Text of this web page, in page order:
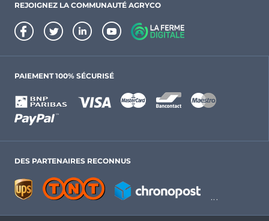
REJOIGNEZ LA COMMUNAUTÉ AGRYCO
PAIEMENT 100% SÉCURISÉ
DES PARTENAIRES RECONNUS